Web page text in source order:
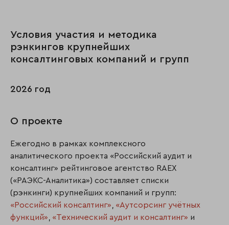
Условия участия и методика
рэнкингов крупнейших
консалтинговых компаний и групп
2026 год
О проекте
Ежегодно в рамках комплексного
аналитического проекта «Российский аудит и
консалтинг» рейтинговое агентство RAEX
(«РАЭКС-Аналитика») составляет списки
(рэнкинги) крупнейших компаний и групп:
«Российский консалтинг»
«Аутсорсинг учётных
функций»
«Технический аудит и консалтинг» и